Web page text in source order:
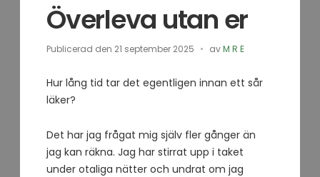
Överleva utan er
Publicerad den 21 september 2025 avM R E
Hur lång tid tar det egentligen innan ett sår
läker?
Det har jag frågat mig själv fler gånger än
jag kan räkna. Jag har stirrat upp i taket
under otaliga nätter och undrat om jag